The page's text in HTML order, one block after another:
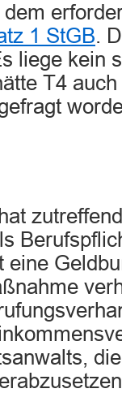
1 StGB.
liege kein
T4
eine